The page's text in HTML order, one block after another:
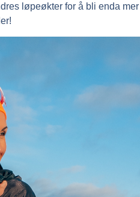
løpeøkter for å bli enda